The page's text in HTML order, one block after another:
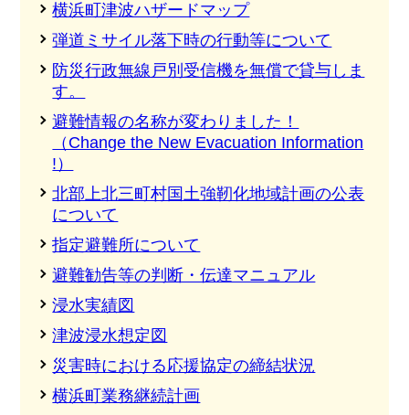
横浜町津波ハザードマップ
弾道ミサイル落下時の行動等について
防災行政無線戸別受信機を無償で貸与しま
す。
避難情報の名称が変わりました！
（Change the New Evacuation Information
!）
北部上北三町村国土強靭化地域計画の公表
について
指定避難所について
避難勧告等の判断・伝達マニュアル
浸水実績図
津波浸水想定図
災害時における応援協定の締結状況
横浜町業務継続計画